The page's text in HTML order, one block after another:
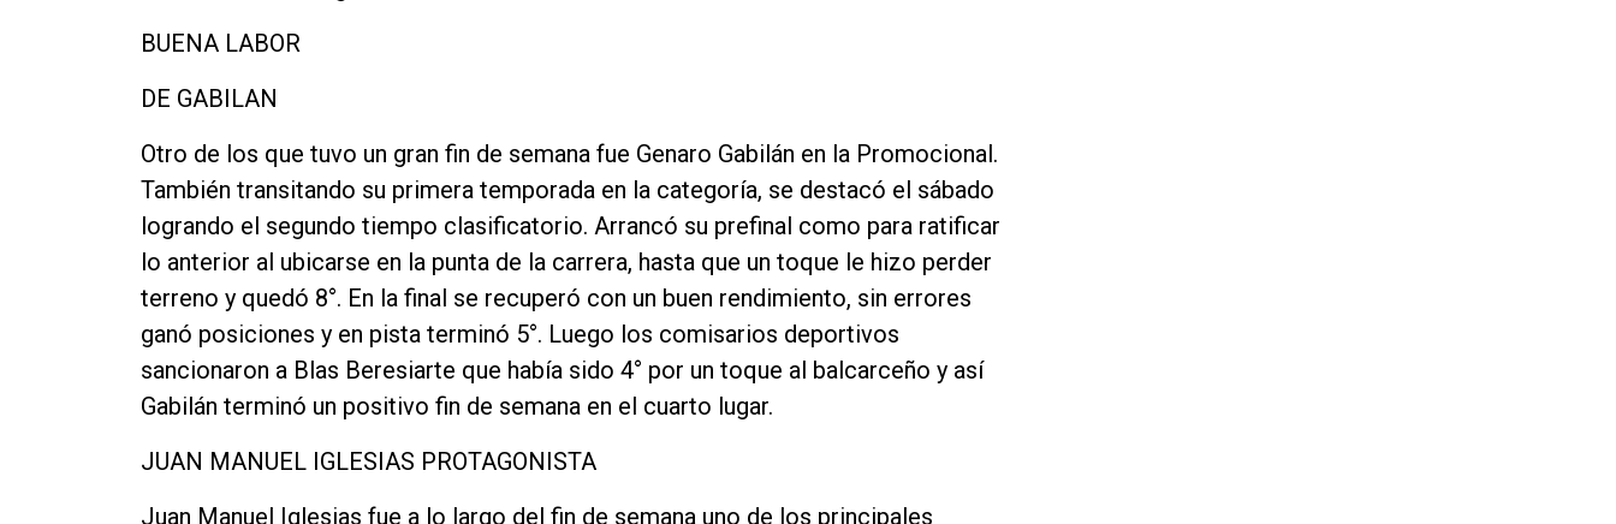
BUENA LABOR
DE GABILAN
Otro de los que tuvo un gran fin de semana fue Genaro Gabilán en la Promocional.
También transitando su primera temporada en la categoría, se destacó el sábado
logrando el segundo tiempo clasificatorio. Arrancó su prefinal como para ratificar
lo anterior al ubicarse en la punta de la carrera, hasta que un toque le hizo perder
terreno y quedó 8°. En la final se recuperó con un buen rendimiento, sin errores
ganó posiciones y en pista terminó 5°. Luego los comisarios deportivos
sancionaron a Blas Beresiarte que había sido 4° por un toque al balcarceño y así
Gabilán terminó un positivo fin de semana en el cuarto lugar.
JUAN MANUEL IGLESIAS PROTAGONISTA
Juan Manuel Iglesias fue a lo largo del fin de semana uno de los principales